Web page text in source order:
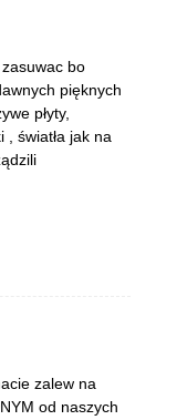
bo
pięknych
płyty,
, światła jak na
zalew na
od naszych